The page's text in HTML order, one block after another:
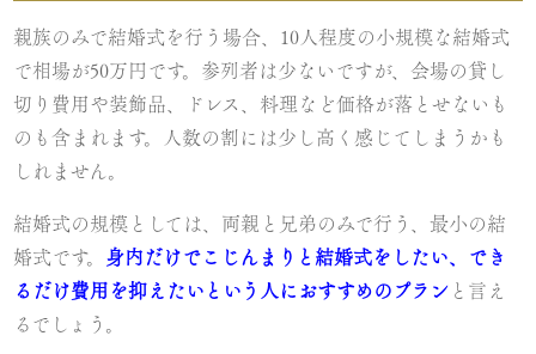
親族のみで結婚式を行う場合、10人程度の小規模な結婚式
で相場が50万円です。参列者は少ないですが、会場の貸し
切り費用や装飾品、ドレス、料理など価格が落とせないも
のも含まれます。人数の割には少し高く感じてしまうかも
しれません。
結婚式の規模としては、両親と兄弟のみで行う、最小の結
婚式です。 身内だけでこじんまりと結婚式をしたい、でき
るだけ費用を抑えたいという人におすすめのプラン と言え
るでしょう。